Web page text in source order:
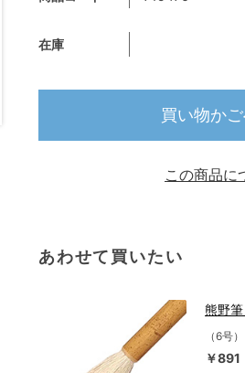
在庫
買い物か
あわせて買いたい
熊野
（6号）
￥891
この商品に